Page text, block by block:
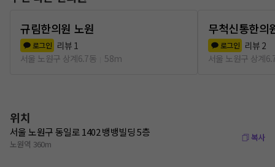
규림한의원 노원
로그인 리뷰 1
서울 노원구 상계6.7동
58m
무척신통한의
로그인 리뷰 2
서울 노원구 상계
위치
서울 노원구 동일로 1402 뱅뱅빌딩 5층
노원역 360m
복사